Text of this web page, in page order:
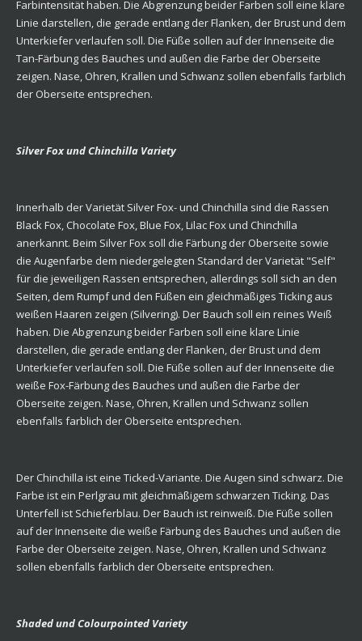
Farbintensität haben. Die Abgrenzung beider Farben soll eine klare
Linie darstellen, die gerade entlang der Flanken, der Brust und dem
Unterkiefer verlaufen soll. Die Füße sollen auf der Innenseite die
Tan-Färbung des Bauches und außen die Farbe der Oberseite
zeigen. Nase, Ohren, Krallen und Schwanz sollen ebenfalls farblich
der Oberseite entsprechen.
Silver Fox und Chinchilla Variety
Innerhalb der Varietät Silver Fox- und Chinchilla sind die Rassen
Black Fox, Chocolate Fox, Blue Fox, Lilac Fox und Chinchilla
anerkannt. Beim Silver Fox soll die Färbung der Oberseite sowie
die Augenfarbe dem niedergelegten Standard der Varietät "Self"
für die jeweiligen Rassen entsprechen, allerdings soll sich an den
Seiten, dem Rumpf und den Füßen ein gleichmäßiges Ticking aus
weißen Haaren zeigen (Silvering). Der Bauch soll ein reines Weiß
haben. Die Abgrenzung beider Farben soll eine klare Linie
darstellen, die gerade entlang der Flanken, der Brust und dem
Unterkiefer verlaufen soll. Die Füße sollen auf der Innenseite die
weiße Fox-Färbung des Bauches und außen die Farbe der
Oberseite zeigen. Nase, Ohren, Krallen und Schwanz sollen
ebenfalls farblich der Oberseite entsprechen.
Der Chinchilla ist eine Ticked-Variante. Die Augen sind schwarz. Die
Farbe ist ein Perlgrau mit gleichmäßigem schwarzen Ticking. Das
Unterfell ist Schieferblau. Der Bauch ist reinweiß. Die Füße sollen
auf der Innenseite die weiße Färbung des Bauches und außen die
Farbe der Oberseite zeigen. Nase, Ohren, Krallen und Schwanz
sollen ebenfalls farblich der Oberseite entsprechen.
Shaded und Colourpointed Variety